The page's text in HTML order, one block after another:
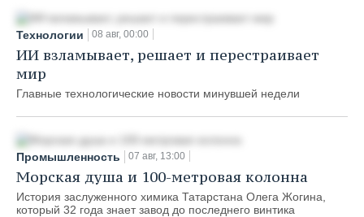
Технологии 08 авг, 00:00
ИИ взламывает, решает и перестраивает
мир
Главные технологические новости минувшей недели
Промышленность 07 авг, 13:00
Морская душа и 100-метровая колонна
История заслуженного химика Татарстана Олега Жогина,
который 32 года знает завод до последнего винтика